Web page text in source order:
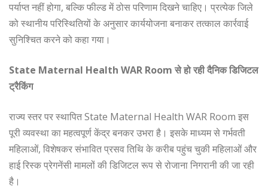
पर्याप्त नहीं होगा, बल्कि फील्ड में ठोस परिणाम दिखने चाहिए। प्रत्येक जिले
को स्थानीय परिस्थितियों के अनुसार कार्ययोजना बनाकर तत्काल कार्रवाई
सुनिश्चित करने को कहा गया।
State Maternal Health WAR Room से हो रही दैनिक डिजिटल
ट्रैकिंग
राज्य स्तर पर स्थापित State Maternal Health WAR Room इस
पूरी व्यवस्था का महत्वपूर्ण केंद्र बनकर उभरा है। इसके माध्यम से गर्भवती
महिलाओं, विशेषकर संभावित प्रसव तिथि के करीब पहुंच चुकी महिलाओं और
हाई रिस्क प्रेगनेंसी मामलों की डिजिटल रूप से रोजाना निगरानी की जा रही
है।